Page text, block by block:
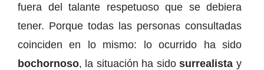
fuera del talante respetuoso que se debiera
tener. Porque todas las personas consultadas
coinciden en lo mismo: lo ocurrido ha sido
bochornoso, la situación ha sidosurrealista y